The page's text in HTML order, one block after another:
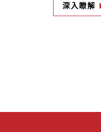
的搞怪食譜，一起度過歡樂的
深入瞭解